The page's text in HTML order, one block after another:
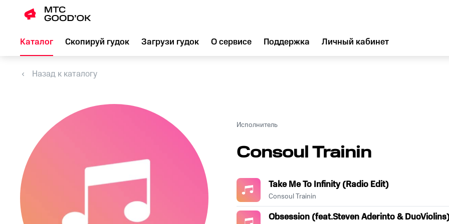
Каталог Скопируй гудок Загрузи гудок О сервисе Поддержка Личный кабинет
Назад к каталогу
Исполнитель
Consoul Trainin
Take Me To Infinity (Radio Edit)
Consoul Trainin
Obsession (feat.Steven Aderinto &